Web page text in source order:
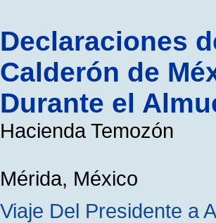
Declaraciones
Calderón de
Durante el
Hacienda Temozón
Mérida, México
Viaje Del Presidente a